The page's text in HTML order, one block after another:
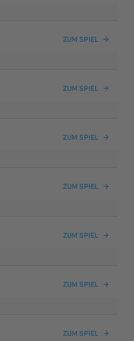
ZUM SPIEL
ZUM SPIEL
ZUM SPIEL
ZUM SPIEL
ZUM SPIEL
ZUM SPIEL
ZUM SPIEL